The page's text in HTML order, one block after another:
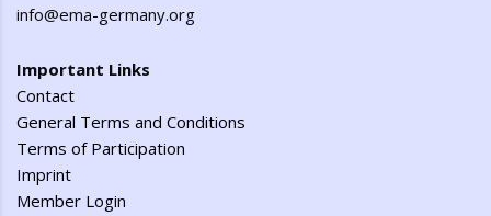
info@ema-germany.org
Important Links
Contact
General Terms and Conditions
Terms of Participation
Imprint
Member Login